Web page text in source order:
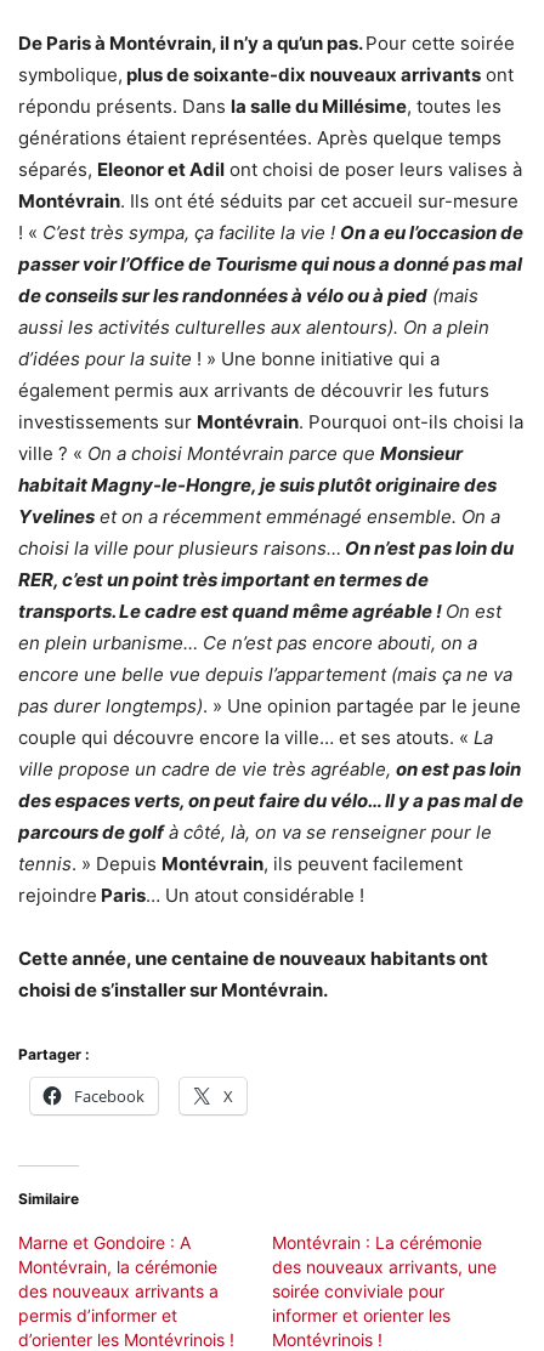
De Paris à Montévrain, il n’y a qu’un pas.Pour cette soirée
symbolique, plus de soixante-dix nouveaux arrivants ont
répondu présents. Dans la salle du Millésime, toutes les
générations étaient représentées. Après quelque temps
séparés, Eleonor et Adil ont choisi de poser leurs valises à
Montévrain. Ils ont été séduits par cet accueil sur-mesure
! « C’est très sympa, ça facilite la vie ! On a eu l’occasion de
passer voir l’Office de Tourisme qui nous a donné pas mal
de conseils sur les randonnées à vélo ou à pied (mais
aussi les activités culturelles aux alentours). On a plein
d’idées pour la suite ! » Une bonne initiative qui a
également permis aux arrivants de découvrir les futurs
investissements sur Montévrain. Pourquoi ont-ils choisi la
ville ? « On a choisi Montévrain parce que Monsieur
habitait Magny-le-Hongre, je suis plutôt originaire des
Yvelines et on a récemment emménagé ensemble. On a
choisi la ville pour plusieurs raisons… On n’est pas loin du
RER, c’est un point très important en termes de
transports. Le cadre est quand même agréable ! On est
en plein urbanisme… Ce n’est pas encore abouti, on a
encore une belle vue depuis l’appartement (mais ça ne va
pas durer longtemps). » Une opinion partagée par le jeune
couple qui découvre encore la ville… et ses atouts. « La
ville propose un cadre de vie très agréable, on est pas loin
des espaces verts, on peut faire du vélo… Il y a pas mal de
parcours de golfà côté, là, on va se renseigner pour le
tennis. » Depuis Montévrain, ils peuvent facilement
rejoindre Paris… Un atout considérable !
Cette année, une centaine de nouveaux habitants ont
choisi de s’installer sur Montévrain.
Partager :
Facebook X
Similaire
Marne et Gondoire : A
Montévrain, la cérémonie
des nouveaux arrivants a
permis d’informer et
d’orienter les Montévrinois !
Montévrain : La cérémonie
des nouveaux arrivants, une
soirée conviviale pour
informer et orienter les
Montévrinois !